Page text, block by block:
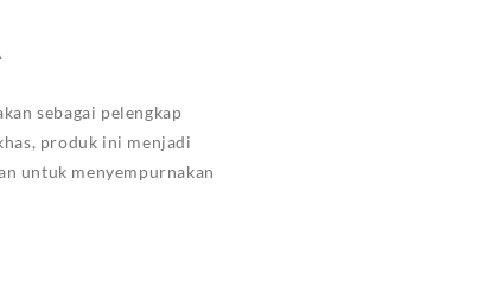
sebagai pelengkap
produk ini menjadi
untuk menyempurnakan